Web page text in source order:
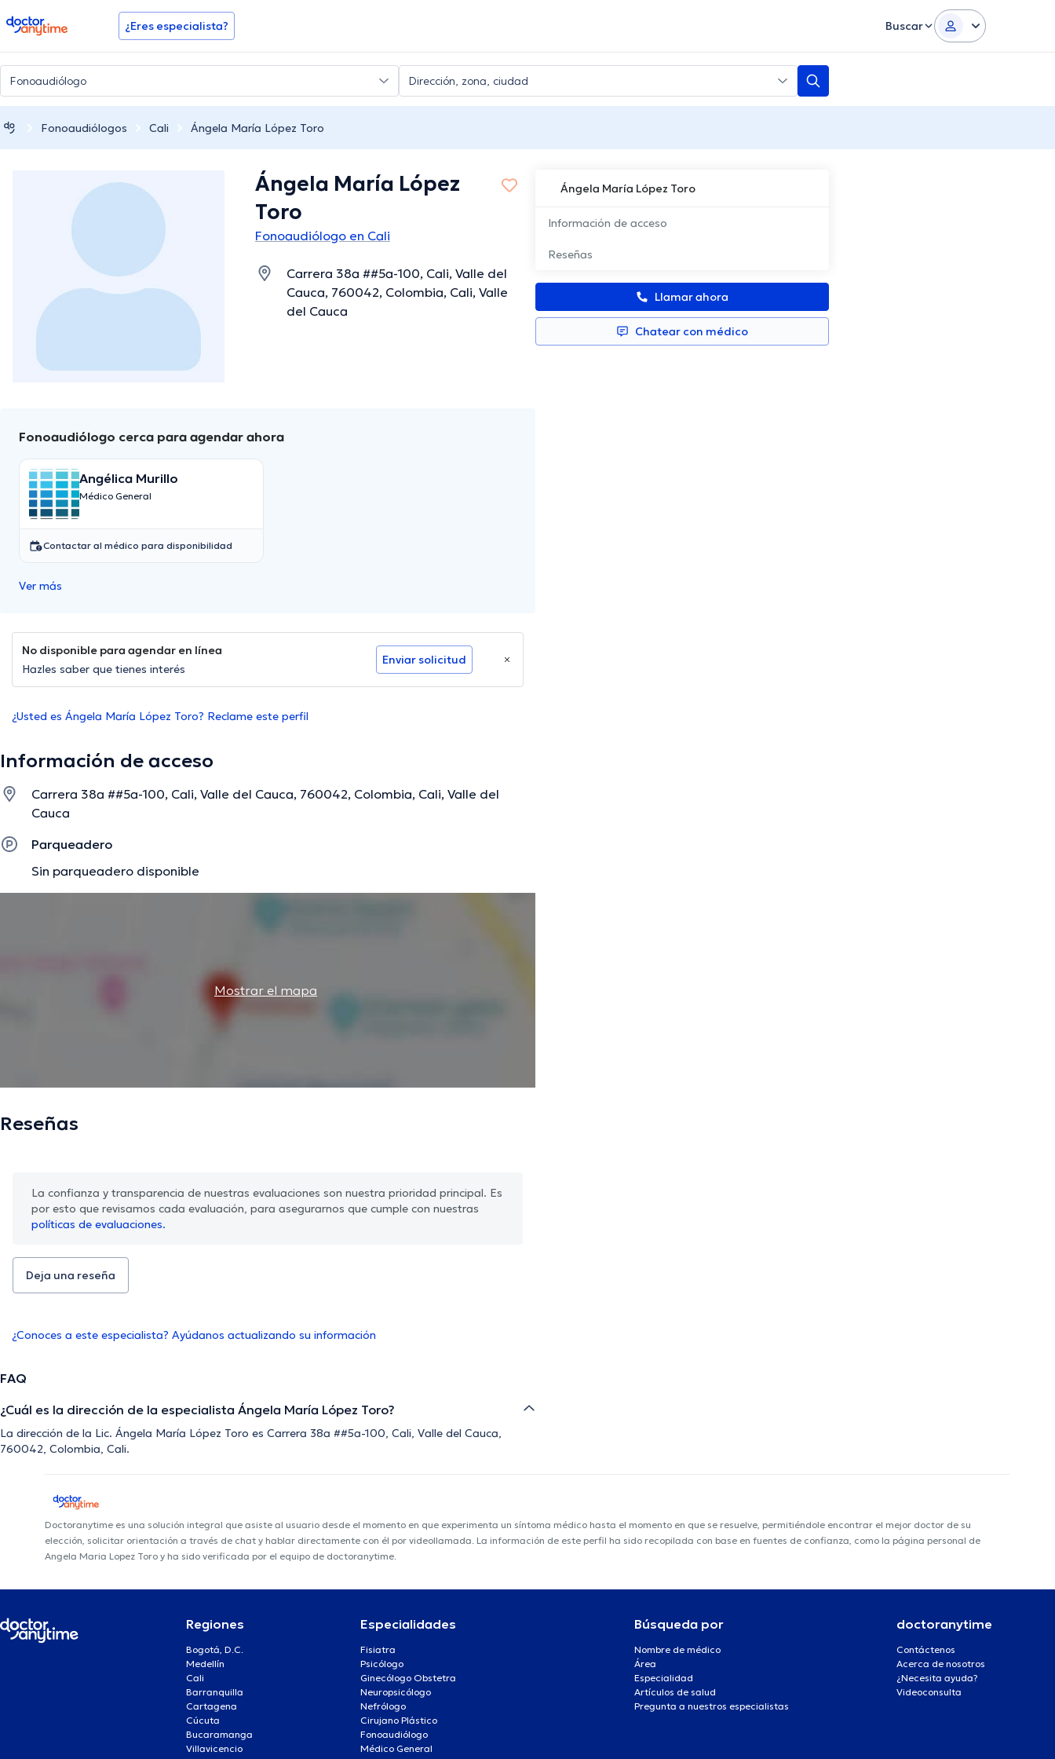
doctoranytime ¿Eres especialista? Buscar
Fonoaudiólogos Cali Ángela María López Toro
Ángela María López Toro
Información de acceso
Reseñas
Llamar ahora
Chatear con médico
Ángela María López
Toro
Fonoaudiólogo en Cali
Carrera 38a ##5a-100, Cali, Valle del
Cauca, 760042, Colombia, Cali, Valle
del Cauca
Fonoaudiólogo cerca para agendar ahora
Angélica Murillo
Médico General
Contactar al médico para disponibilidad
Ver más
No disponible para agendar en línea
Hazles saber que tienes interés
Enviar solicitud
¿Usted es Ángela María López Toro? Reclame este perfil
Información de acceso
Carrera 38a ##5a-100, Cali, Valle del Cauca, 760042, Colombia, Cali, Valle del
Cauca
Parqueadero
Sin parqueadero disponible
Mostrar el mapa
Reseñas
La confianza y transparencia de nuestras evaluaciones son nuestra prioridad principal. Es
por esto que revisamos cada evaluación, para asegurarnos que cumple con nuestras
políticas de evaluaciones.
Deja una reseña
¿Conoces a este especialista? Ayúdanos actualizando su información
FAQ
¿Cuál es la dirección de la especialista Ángela María López Toro?
La dirección de la Lic. Ángela María López Toro es Carrera 38a ##5a-100, Cali, Valle del Cauca,
760042, Colombia, Cali.
Doctoranytime es una solución integral que asiste al usuario desde el momento en que experimenta un síntoma médico hasta el momento en que se resuelve, permitiéndole encontrar el mejor doctor de su
elección, solicitar orientación a través de chat y hablar directamente con él por videollamada. La información de este perfil ha sido recopilada con base en fuentes de confianza, como la página personal de
Angela Maria Lopez Toro y ha sido verificada por el equipo de doctoranytime.
Regiones
Bogotá, D.C.
Medellín
Cali
Barranquilla
Cartagena
Cúcuta
Bucaramanga
Villavicencio
Especialidades
Fisiatra
Psicólogo
Ginecólogo Obstetra
Neuropsicólogo
Nefrólogo
Cirujano Plástico
Fonoaudiólogo
Médico General
Búsqueda por
Nombre de médico
Área
Especialidad
Artículos de salud
Pregunta a nuestros especialistas
doctoranytime
Contáctenos
Acerca de nosotros
¿Necesita ayuda?
Videoconsulta